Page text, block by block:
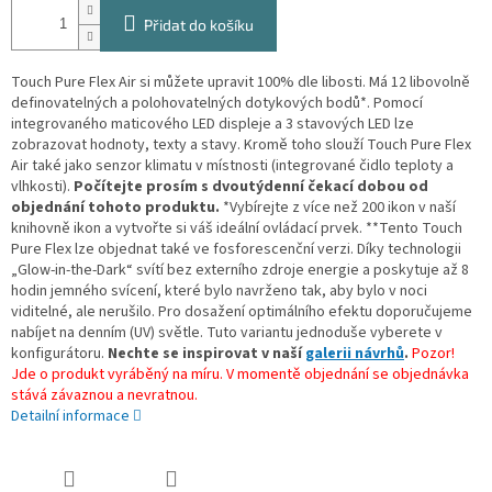
Přidat do košíku
Touch Pure Flex Air si můžete upravit 100% dle libosti. Má 12 libovolně
definovatelných a polohovatelných dotykových bodů*. Pomocí
integrovaného maticového LED displeje a 3 stavových LED lze
zobrazovat hodnoty, texty a stavy. Kromě toho slouží Touch Pure Flex
Air také jako senzor klimatu v místnosti (integrované čidlo teploty a
vlhkosti). Počítejte prosím s dvoutýdenní čekací dobou od
objednání tohoto produktu. *Vybírejte z více než 200 ikon v naší
knihovně ikon a vytvořte si váš ideální ovládací prvek. **Tento Touch
Pure Flex lze objednat také ve fosforescenční verzi. Díky technologii
„Glow-in-the-Dark“ svítí bez externího zdroje energie a poskytuje až 8
hodin jemného svícení, které bylo navrženo tak, aby bylo v noci
viditelné, ale nerušilo. Pro dosažení optimálního efektu doporučujeme
nabíjet na denním (UV) světle. Tuto variantu jednoduše vyberete v
konfigurátoru. Nechte se inspirovat v našígalerii návrhů. Pozor!
Jde o produkt vyráběný na míru. V momentě objednání se objednávka
stává závaznou a nevratnou.
Detailní informace